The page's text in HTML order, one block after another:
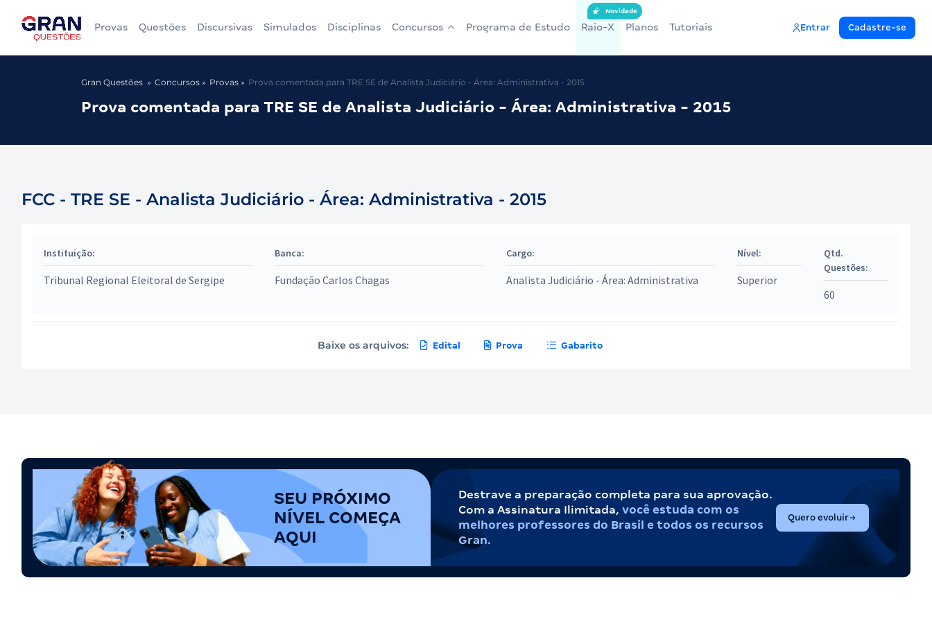
Provas Questões Discursivas Simulados Disciplinas Concursos Programa de Estudo Raio-X
Novidade
Planos Tutoriais Entrar Cadastre-se
Gran Questões Concursos Provas Prova comentada para TRE SE de Analista Judiciário - Área: Administrativa - 2015
Prova comentada para TRE SE de Analista Judiciário - Área: Administrativa - 2015
FCC - TRE SE - Analista Judiciário - Área: Administrativa - 2015
Instituição:
Tribunal Regional Eleitoral de Sergipe
Banca:
Fundação Carlos Chagas
Cargo:
Analista Judiciário - Área: Administrativa
Nível:
Superior
Qtd.
Questões:
60
Baixe os arquivos: Edital Prova Gabarito
SEU PRÓXIMO
NÍVEL COMEÇA
AQUI
Destrave a preparação completa para sua aprovação.
Com a Assinatura Ilimitada, você estuda com os
melhores professores do Brasil e todos os recursos
Gran.
Quero evoluir(abre em nova aba)